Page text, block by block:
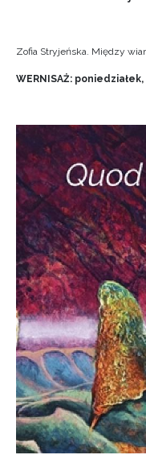
Zofia Stryjeńska. Między
WERNISAŻ: